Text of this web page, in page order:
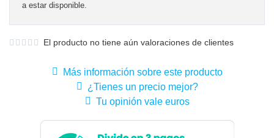
a estar disponible.
El producto no tiene aún valoraciones de clientes
Más información sobre este producto
¿Tienes un precio mejor?
Tu opinión vale euros